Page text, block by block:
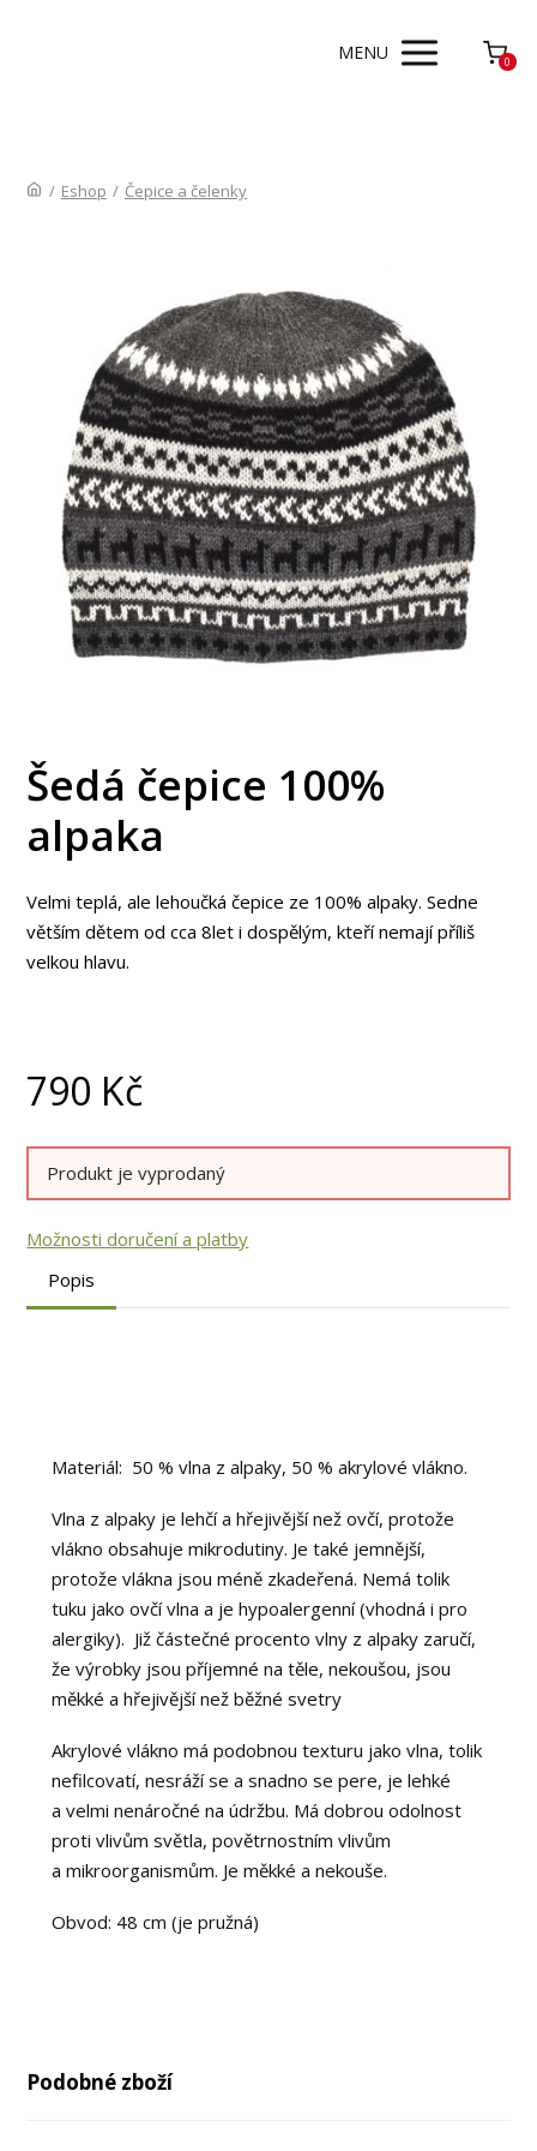
MENU 0
/ Eshop / Čepice a čelenky
Šedá čepice 100%
alpaka
Velmi teplá, ale lehoučká čepice ze 100% alpaky. Sedne
větším dětem od cca 8let i dospělým, kteří nemají příliš
velkou hlavu.
790 Kč
Produkt je vyprodaný
Možnosti doručení a platby
Popis
Materiál: 50 % vlna z alpaky, 50 % akrylové vlákno.
Vlna z alpaky je lehčí a hřejivější než ovčí, protože
vlákno obsahuje mikrodutiny. Je také jemnější,
protože vlákna jsou méně zkadeřená. Nemá tolik
tuku jako ovčí vlna a je hypoalergenní (vhodná i pro
alergiky). Již částečné procento vlny z alpaky zaručí,
že výrobky jsou příjemné na těle, nekoušou, jsou
měkké a hřejivější než běžné svetry
Akrylové vlákno má podobnou texturu jako vlna, tolik
nefilcovatí, nesráží se a snadno se pere, je lehké
a velmi nenáročné na údržbu. Má dobrou odolnost
proti vlivům světla, povětrnostním vlivům
a mikroorganismům. Je měkké a nekouše.
Obvod: 48 cm (je pružná)
Podobné zboží